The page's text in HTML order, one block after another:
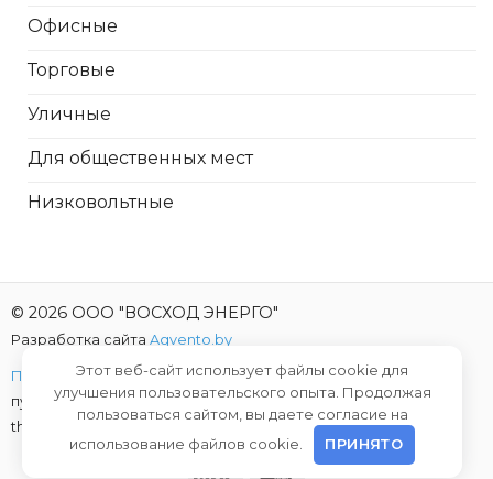
Офисные
Торговые
Уличные
Для общественных мест
Низковольтные
© 2026 ООО "ВОСХОД ЭНЕРГО"
Разработка сайта Agvento.by
Политика конфиденциальности| Предложение не является
публичной офертой |This site is protected by reCAPTCHA and
the Google
Terms of Serviceapply.
Этот веб-сайт использует файлы cookie для
улучшения пользовательского опыта. Продолжая
пользоваться сайтом, вы даете согласие на
использование файлов cookie.
ПРИНЯТО